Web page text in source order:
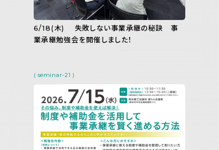
6/18(木) 失敗しない事業承継の秘訣 事
業承継勉強会を開催しました！
( seminar-21 )